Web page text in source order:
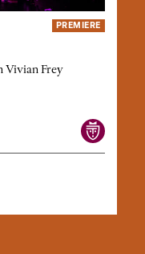
PREMIERE
Vivian Frey